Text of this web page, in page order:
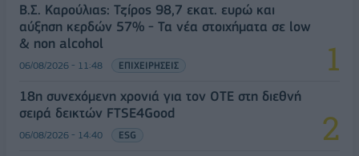
Β.Σ. Καρούλιας: Τζίρος 98,7 εκατ. ευρώ και
αύξηση κερδών 57% - Τα νέα στοιχήματα σε low
& non alcohol
06/08/2026 - 11:48 ΕΠΙΧΕΙΡΗΣΕΙΣ
18η συνεχόμενη χρονιά για τον ΟΤΕ στη διεθνή
σειρά δεικτών FTSE4Good
06/08/2026 - 14:40 ESG